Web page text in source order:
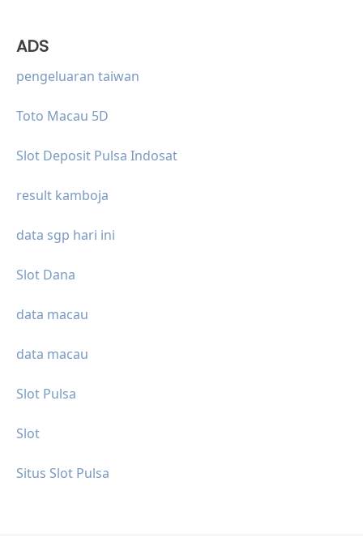
ADS
pengeluaran taiwan
Toto Macau 5D
Slot Deposit Pulsa Indosat
result kamboja
data sgp hari ini
Slot Dana
data macau
data macau
Slot Pulsa
Slot
Situs Slot Pulsa